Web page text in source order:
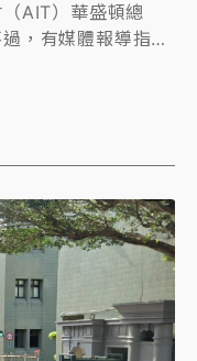
AIT）華盛頓總
，有媒體報導指，
連降三級」。對
對外透露任何會面
惡意帶風向，只是